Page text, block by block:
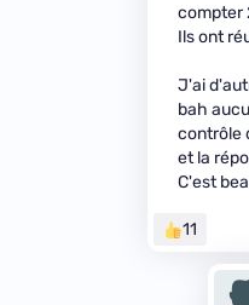
compter
Ils ont
J'ai
bah
contrôle
et la
C'est
11